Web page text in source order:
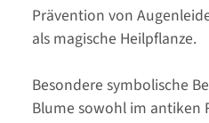
Prävention von
als magische Heilpflanze.
Besondere symbolische
Blume sowohl im antiken